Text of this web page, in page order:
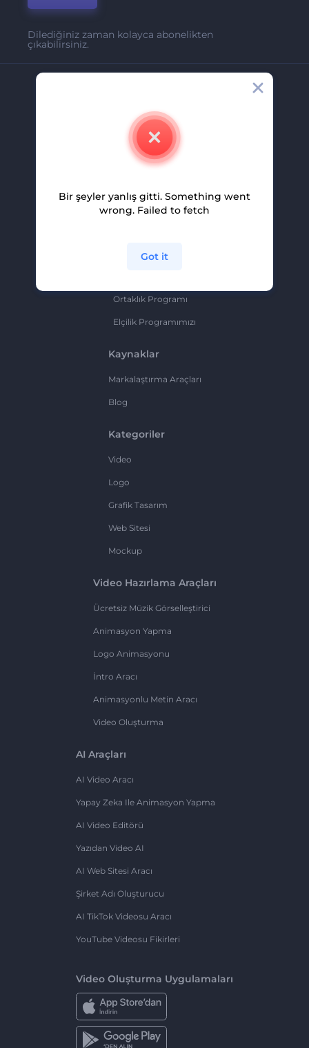
Dilediğiniz zaman kolayca abonelikten
çıkabilirsiniz.
Hakkımızda
İletişim
Kariyer
Ortaklık Programı
Şartlar Ve Koşullar
Ortaklık Programı
Elçilik Programımızı
Kaynaklar
Markalaştırma Araçları
Blog
Kategoriler
Video
Logo
Grafik Tasarım
Web Sitesi
Mockup
Video Hazırlama Araçları
Ücretsiz Müzik Görselleştirici
Animasyon Yapma
Logo Animasyonu
İntro Aracı
Animasyonlu Metin Aracı
Video Oluşturma
AI Araçları
AI Video Aracı
Yapay Zeka Ile Animasyon Yapma
AI Video Editörü
Yazıdan Video AI
AI Web Sitesi Aracı
Şirket Adı Oluşturucu
AI TikTok Videosu Aracı
YouTube Videosu Fikirleri
Video Oluşturma Uygulamaları
Bir şeyler yanlış gitti. Something went
wrong. Failed to fetch
Got it